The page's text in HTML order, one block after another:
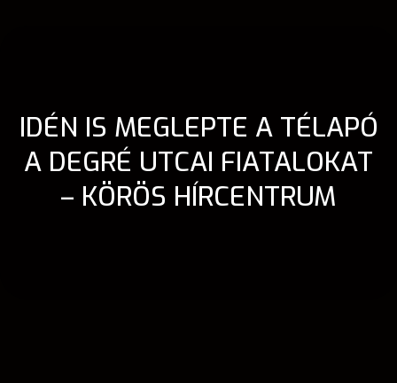
IDÉN IS MEGLEPTE A TÉLAPÓ
A DEGRÉ UTCAI FIATALOKAT
– KÖRÖS HÍRCENTRUM